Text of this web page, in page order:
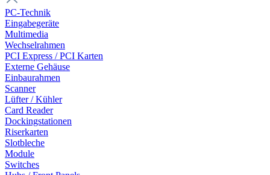
PC-Technik
Eingabegeräte
Multimedia
Wechselrahmen
PCI Express / PCI Karten
Externe Gehäuse
Einbaurahmen
Scanner
Lüfter / Kühler
Card Reader
Dockingstationen
Riserkarten
Slotbleche
Module
Switches